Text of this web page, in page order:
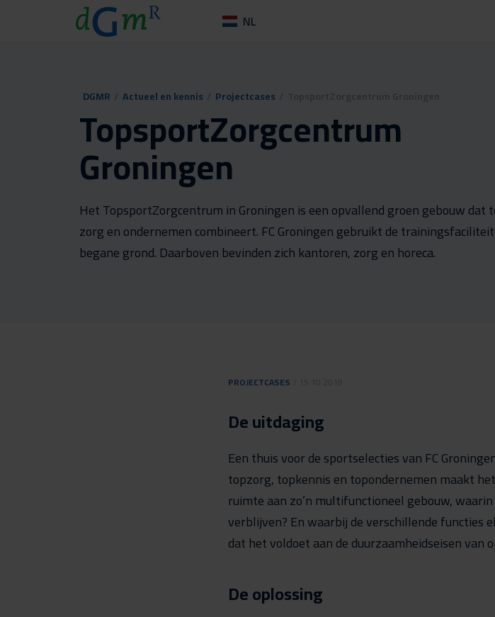
NL
DGMR Actueel en kennis Projectcases
TopsportZorgcentrum
Groningen
Het TopsportZorgcentrum in Groningen is een opvallend groen gebouw dat
zorg en ondernemen combineert. FC Groningen gebruikt de
begane grond. Daarboven bevinden zich kantoren, zorg en horeca.
PROJECTCASES
De uitdaging
Een thuis voor de sportselecties van FC
topzorg, topkennis en topondernemen maakt
ruimte aan zo’n multifunctioneel gebouw,
verblijven? En waarbij de verschillende functies
dat het voldoet aan de duurzaamheidseisen van
De oplossing